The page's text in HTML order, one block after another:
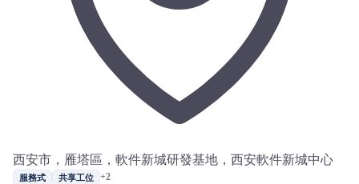
西安市，雁塔區，軟件新城研發基地，西安軟件新城中心
服務式 共享工位 +2